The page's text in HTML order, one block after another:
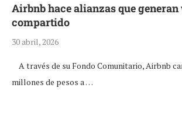
Airbnb hace alianzas que
compartido
30 abril, 2026
A través de su Fondo Comunitario, Airbnb
millones de pesos a …